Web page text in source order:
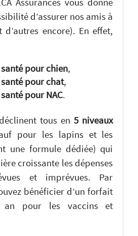
d’assurer nos amis à
encore). En effet,
pour chien,
pour chat,
pour NAC.
tous en5 niveaux
pour les lapins et les
une formule dédiée) qui
croissante les dépenses
et imprévues. Par
bénéficier d’un forfait
pour les vaccins et